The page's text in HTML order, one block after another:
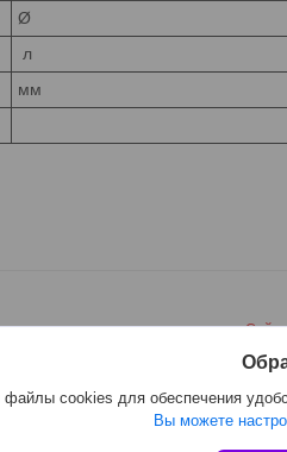
Ø
л
мм
Сайт
cookies для обеспечения
Вы можете
ООО " ГудСан "